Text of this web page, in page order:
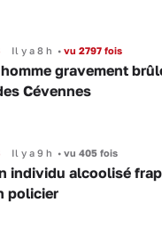
Il y a 8 h •vu 2797 fois
gravement
Cévennes
Il y a 9 h •vu 405 fois
individu alcoolisé
policier